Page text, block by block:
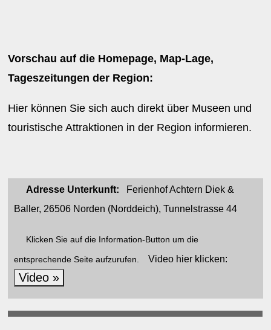
Vorschau auf die Homepage, Map-Lage,
Tageszeitungen der Region:
Hier können Sie sich auch direkt über Museen und
touristische Attraktionen in der Region informieren.
Adresse Unterkunft: Ferienhof Achtern Diek &
Baller, 26506 Norden (Norddeich), Tunnelstrasse 44
Klicken Sie auf die Information-Button um die
entsprechende Seite aufzurufen. Video hier klicken:
Video »